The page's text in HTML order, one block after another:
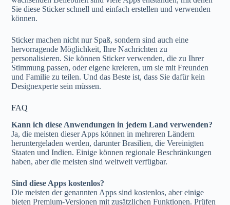
Sie diese Sticker schnell und einfach erstellen und verwenden
können.
Sticker machen nicht nur Spaß, sondern sind auch eine
hervorragende Möglichkeit, Ihre Nachrichten zu
personalisieren. Sie können Sticker verwenden, die zu Ihrer
Stimmung passen, oder eigene kreieren, um sie mit Freunden
und Familie zu teilen. Und das Beste ist, dass Sie dafür kein
Designexperte sein müssen.
FAQ
Kann ich diese Anwendungen in jedem Land verwenden?
Ja, die meisten dieser Apps können in mehreren Ländern
heruntergeladen werden, darunter Brasilien, die Vereinigten
Staaten und Indien. Einige können regionale Beschränkungen
haben, aber die meisten sind weltweit verfügbar.
Sind diese Apps kostenlos?
Die meisten der genannten Apps sind kostenlos, aber einige
bieten Premium-Versionen mit zusätzlichen Funktionen. Prüfen